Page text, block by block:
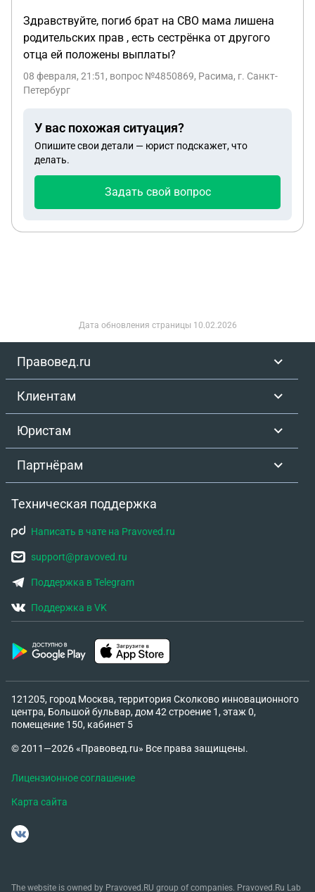
Здравствуйте, погиб брат на СВО мама лишена
родительских прав , есть сестрёнка от другого
отца ей положены выплаты?
08 февраля, 21:51 , вопрос №4850869, Расима, г. Санкт-
Петербург
У вас похожая ситуация?
Опишите свои детали — юрист подскажет, что
делать.
Задать свой вопрос
Дата обновления страницы 10.02.2026
Правовед.ru
Клиентам
Юристам
Партнёрам
Техническая поддержка
Написать в чате на Pravoved.ru
support@pravoved.ru
Поддержка в Telegram
Поддержка в VK
121205, город Москва, территория Сколково инновационного
центра, Большой бульвар, дом 42 строение 1, этаж 0,
помещение 150, кабинет 5
© 2011—2026 «Правовед.ru» Все права защищены.
Лицензионное соглашение
Карта сайта
The website is owned by Pravoved.RU group of companies. Pravoved.Ru Lab